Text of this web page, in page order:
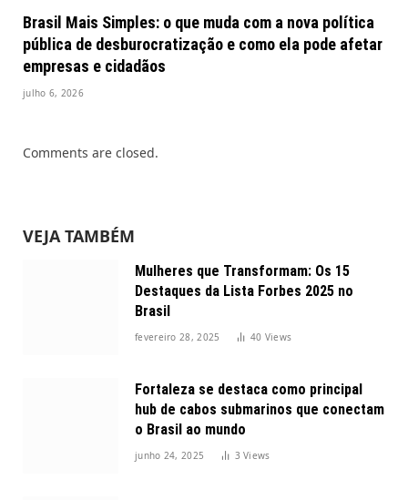
Brasil Mais Simples: o que muda com a nova política
pública de desburocratização e como ela pode afetar
empresas e cidadãos
julho 6, 2026
Comments are closed.
VEJA TAMBÉM
Mulheres que Transformam: Os 15
Destaques da Lista Forbes 2025 no
Brasil
fevereiro 28, 2025 40 Views
Fortaleza se destaca como principal
hub de cabos submarinos que conectam
o Brasil ao mundo
junho 24, 2025 3Views